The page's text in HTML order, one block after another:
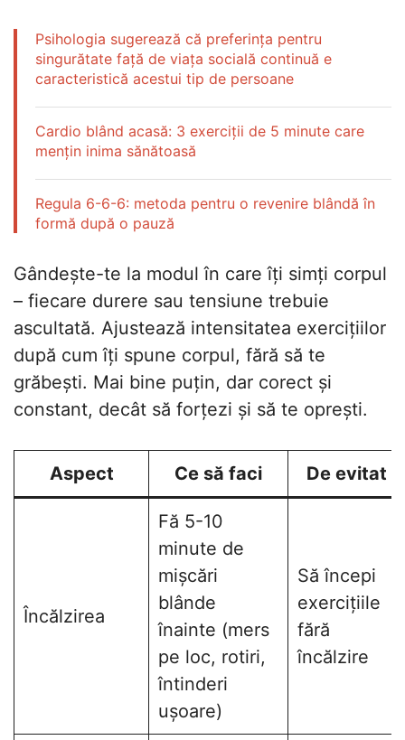
Psihologia sugerează că preferința pentru
singurătate față de viața socială continuă e
caracteristică acestui tip de persoane
Cardio blând acasă: 3 exerciții de 5 minute care
mențin inima sănătoasă
Regula 6-6-6: metoda pentru o revenire blândă în
formă după o pauză
Gândește-te la modul în care îți simți corpul
– fiecare durere sau tensiune trebuie
ascultată. Ajustează intensitatea exercițiilor
după cum îți spune corpul, fără să te
grăbești. Mai bine puțin, dar corect și
constant, decât să forțezi și să te oprești.
Aspect Ce să faci De evitat
Încălzirea
Fă 5-10
minute de
mișcări
blânde
înainte (mers
pe loc, rotiri,
întinderi
ușoare)
Să începi
exercițiile
fără
încălzire